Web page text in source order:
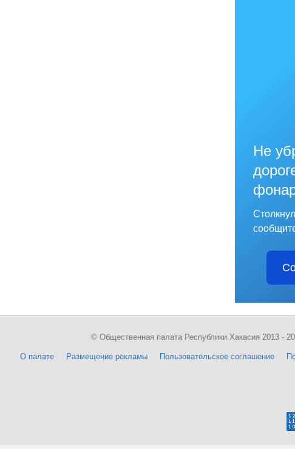
Не
О палате Размещение рекламы Пользовательское соглашение
© Общественная палата Республики Хакасия 2013 -